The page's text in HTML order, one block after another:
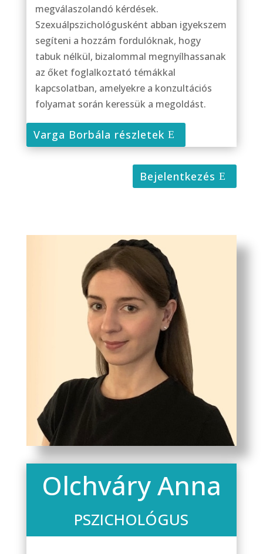
megválaszolandó kérdések.
Szexuálpszichológusként abban igyekszem
segíteni a hozzám fordulóknak, hogy
tabuk nélkül, bizalommal megnyílhassanak
az őket foglalkoztató témákkal
kapcsolatban, amelyekre a konzultációs
folyamat során keressük a megoldást.
Varga Borbála részletek
Bejelentkezés
Olchváry Anna
PSZICHOLÓGUS